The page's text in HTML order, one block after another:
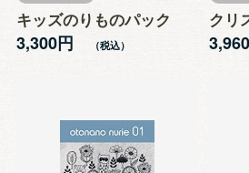
キッズのりものパック
3,300円
クリ